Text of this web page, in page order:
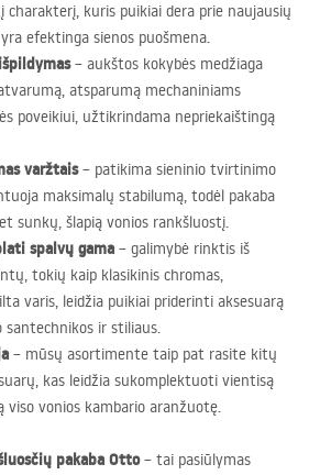
charakterį, kuris puikiai dera prie naujausių
efektinga sienos puošmena.
– aukštos kokybės medžiaga
atsparumą mechaniniams
poveikiui, užtikrindama nepriekaištingą
varžtais– patikima sieninio tvirtinimo
maksimalų stabilumą, todėl pakaba
sunkų, šlapią vonios rankšluostį.
spalvų gama – galimybė rinktis iš
tokių kaip klasikinis chromas,
varis, leidžia puikiai priderinti aksesuarą
ir stiliaus.
– mūsų asortimente taip pat rasite kitų
kas leidžia sukomplektuoti vientisą
vonios kambario aranžuotę.
pakaba Otto– tai pasiūlymas